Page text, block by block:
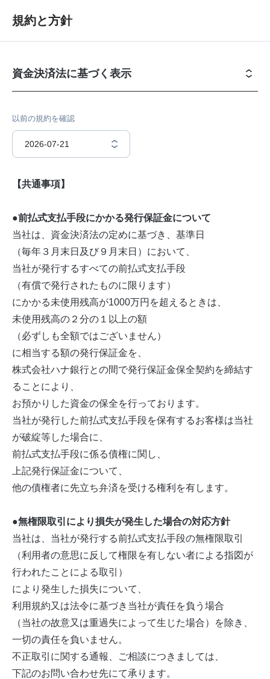
規約と方針
資金決済法に基づく表示
以前の規約を確認
2026-07-21
【共通事項】
●前払式支払手段にかかる発行保証金について
当社は、資金決済法の定めに基づき、基準日
（毎年３月末日及び９月末日）において、
当社が発行するすべての前払式支払手段
（有償で発行されたものに限ります）
にかかる未使用残高が1000万円を超えるときは、
未使用残高の２分の１以上の額
（必ずしも全額ではございません）
に相当する額の発行保証金を、
株式会社ハナ銀行との間で発行保証金保全契約を締結す
ることにより、
お預かりした資金の保全を行っております。
当社が発行した前払式支払手段を保有するお客様は当社
が破綻等した場合に、
前払式支払手段に係る債権に関し、
上記発行保証金について、
他の債権者に先立ち弁済を受ける権利を有します。
●無権限取引により損失が発生した場合の対応方針
当社は、当社が発行する前払式支払手段の無権限取引
（利用者の意思に反して権限を有しない者による指図が
行われたことによる取引）
により発生した損失について、
利用規約又は法令に基づき当社が責任を負う場合
（当社の故意又は重過失によって生じた場合）を除き、
一切の責任を負いません。
不正取引に関する通報、ご相談につきましては、
下記のお問い合わせ先にて承ります。